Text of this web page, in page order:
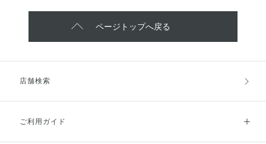
ページトップへ戻る
店舗検索
ご利用ガイド